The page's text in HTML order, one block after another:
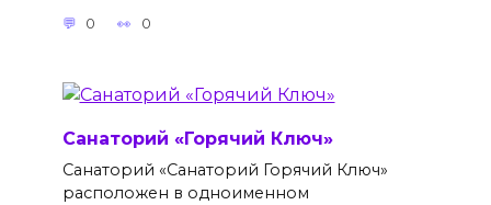
0 0
Санаторий «Горячий Ключ»
Санаторий «Санаторий Горячий Ключ»
расположен в одноименном